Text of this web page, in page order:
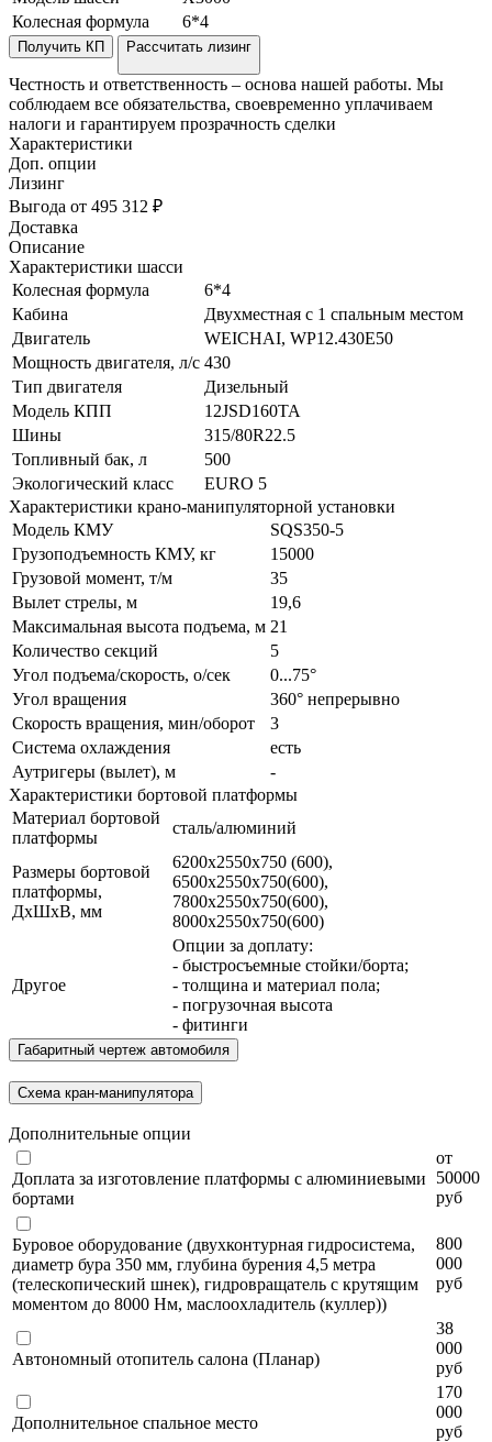
Колесная формула
6*4
Получить КП Рассчитать лизинг
Честность и ответственность – основа нашей работы. Мы
соблюдаем все обязательства, своевременно уплачиваем
налоги и гарантируем прозрачность сделки
Характеристики
Доп. опции
Лизинг
Выгода от 495 312 ₽
Доставка
Описание
Характеристики шасси
Колесная формула
6*4
Кабина
Двухместная с 1 спальным местом
Двигатель
WEICHAI, WP12.430Е50
Мощность двигателя, л/с 430
Тип двигателя
Дизельный
Модель КПП
12JSD160TA
Шины
315/80R22.5
Топливный бак, л
500
Экологический класс
EURO 5
Характеристики крано-манипуляторной установки
Модель КМУ
SQS350-5
Грузоподъемность КМУ, кг
15000
Грузовой момент, т/м
35
Вылет стрелы, м
19,6
Максимальная высота подъема, м 21
Количество секций
5
Угол подъема/скорость, о/сек
0...75°
Угол вращения
360° непрерывно
Скорость вращения, мин/оборот
3
Система охлаждения
есть
Аутригеры (вылет), м
-
Характеристики бортовой платформы
Материал бортовой
платформы
сталь/алюминий
Размеры бортовой
платформы,
ДхШхВ, мм
6200х2550х750 (600),
6500х2550х750(600),
7800х2550х750(600),
8000х2550х750(600)
Другое
Опции за доплату:
- быстросъемные стойки/борта;
- толщина и материал пола;
- погрузочная высота
- фитинги
Габаритный чертеж автомобиля
Схема кран-манипулятора
Дополнительные опции
Доплата за изготовление платформы с алюминиевыми
бортами
от
50000
руб
Буровое оборудование (двухконтурная гидросистема,
диаметр бура 350 мм, глубина бурения 4,5 метра
(телескопический шнек), гидровращатель с крутящим
моментом до 8000 Нм, маслоохладитель (куллер))
800
000
руб
Автономный отопитель салона (Планар)
38
000
руб
Дополнительное спальное место
170
000
руб